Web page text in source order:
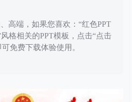
高端，如果您喜欢：“红色PPT
格相关的PPT模板，点击“点击
免费下载体验使用。